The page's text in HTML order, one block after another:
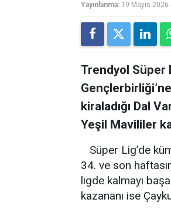
Yayınlanma: 19 Mayıs 2026
Trendyol Süper
kiraladığı Dal
Yeşil Mavililer
Süper Lig’de
34. ve son
ligde kalmayı
kazananı ise